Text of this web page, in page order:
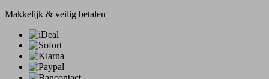
Makkelijk & veilig betalen